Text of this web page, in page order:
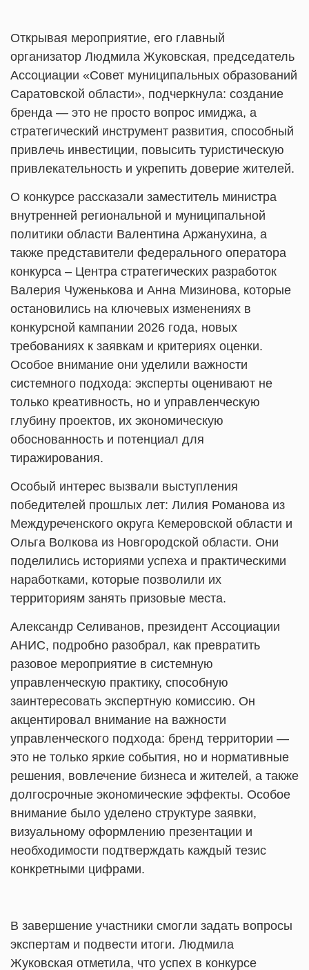
Открывая мероприятие, его главный
организатор Людмила Жуковская, председатель
Ассоциации «Совет муниципальных образований
Саратовской области», подчеркнула: создание
бренда — это не просто вопрос имиджа, а
стратегический инструмент развития, способный
привлечь инвестиции, повысить туристическую
привлекательность и укрепить доверие жителей.
О конкурсе рассказали заместитель министра
внутренней региональной и муниципальной
политики области Валентина Аржанухина, а
также представители федерального оператора
конкурса – Центра стратегических разработок
Валерия Чуженькова и Анна Мизинова, которые
остановились на ключевых изменениях в
конкурсной кампании 2026 года, новых
требованиях к заявкам и критериях оценки.
Особое внимание они уделили важности
системного подхода: эксперты оценивают не
только креативность, но и управленческую
глубину проектов, их экономическую
обоснованность и потенциал для
тиражирования.
Особый интерес вызвали выступления
победителей прошлых лет: Лилия Романова из
Междуреченского округа Кемеровской области и
Ольга Волкова из Новгородской области. Они
поделились историями успеха и практическими
наработками, которые позволили их
территориям занять призовые места.
Александр Селиванов, президент Ассоциации
АНИС, подробно разобрал, как превратить
разовое мероприятие в системную
управленческую практику, способную
заинтересовать экспертную комиссию. Он
акцентировал внимание на важности
управленческого подхода: бренд территории —
это не только яркие события, но и нормативные
решения, вовлечение бизнеса и жителей, а также
долгосрочные экономические эффекты. Особое
внимание было уделено структуре заявки,
визуальному оформлению презентации и
необходимости подтверждать каждый тезис
конкретными цифрами.
В завершение участники смогли задать вопросы
экспертам и подвести итоги. Людмила
Жуковская отметила, что успех в конкурсе